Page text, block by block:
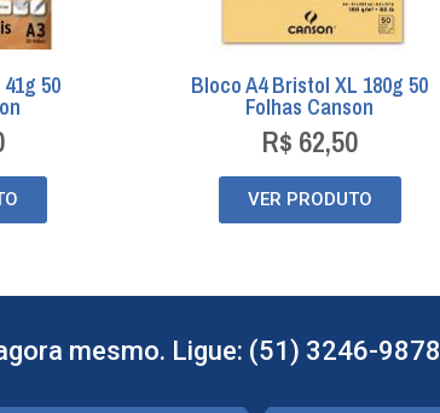
50 Bloco A4 Bristol XL 180g 50
Folhas Canson
R$ 62,50
VER PRODUTO
mesmo. Ligue: (51) 3246-9878